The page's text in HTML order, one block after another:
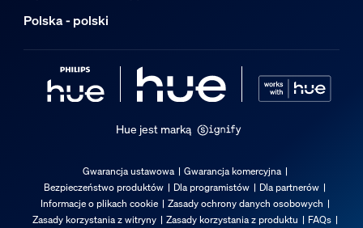
Dodatkowe funkcje/akcesoria w
Przyciemnianie za pomocą aplikacji Hue i regulatora
Wbudowane źródło światła LED
Wskaźnik oddawania barw (CRI)
>80
Polska - polski
Hue jest marką
Gwarancja ustawowa
Gwarancja komercyjna
Bezpieczeństwo produktów
Dla programistów
Dla partnerów
Informacje o plikach cookie
Zasady ochrony danych osobowych
Zasady korzystania z witryny
Zasady korzystania z produktu
FAQs